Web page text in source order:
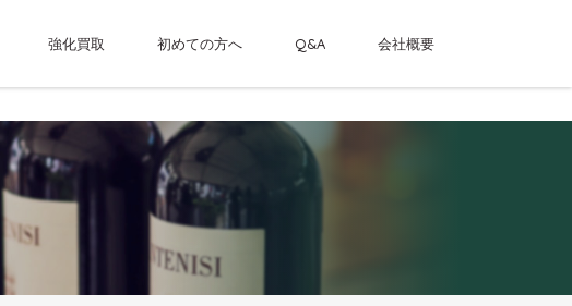
強化買取 初めての方へ Q&A 会社概要